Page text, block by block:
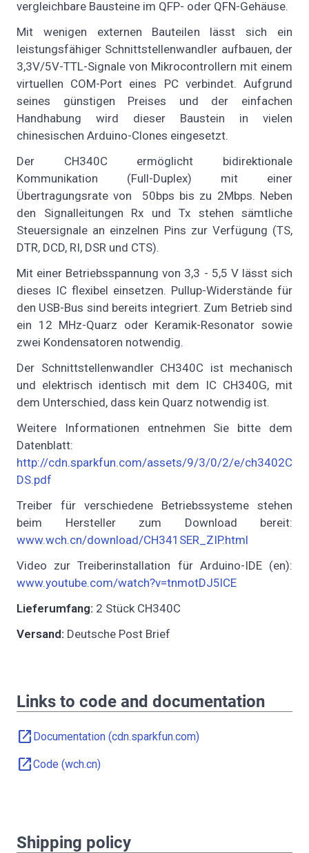
vergleichbare Bausteine im QFP- oder QFN-Gehäuse.
Mit wenigen externen Bauteilen lässt sich ein
leistungsfähiger Schnittstellenwandler aufbauen, der
3,3V/5V-TTL-Signale von Mikrocontrollern mit einem
virtuellen COM-Port eines PC verbindet. Aufgrund
seines günstigen Preises und der einfachen
Handhabung wird dieser Baustein in vielen
chinesischen Arduino-Clones eingesetzt.
Der CH340C ermöglicht bidirektionale
Kommunikation (Full-Duplex) mit einer
Übertragungsrate von 50bps bis zu 2Mbps. Neben
den Signalleitungen Rx und Tx stehen sämtliche
Steuersignale an einzelnen Pins zur Verfügung (TS,
DTR, DCD, RI, DSR und CTS).
Mit einer Betriebsspannung von 3,3 - 5,5 V lässt sich
dieses IC flexibel einsetzen. Pullup-Widerstände für
den USB-Bus sind bereits integriert. Zum Betrieb sind
ein 12 MHz-Quarz oder Keramik-Resonator sowie
zwei Kondensatoren notwendig.
Der Schnittstellenwandler CH340C ist mechanisch
und elektrisch identisch mit dem IC CH340G, mit
dem Unterschied, dass kein Quarz notwendig ist.
Weitere Informationen entnehmen Sie bitte dem
Datenblatt:
http://cdn.sparkfun.com/assets/9/3/0/2/e/ch3402C
DS.pdf
Treiber für verschiedene Betriebssysteme stehen
beim Hersteller zum Download bereit:
www.wch.cn/download/CH341SER_ZIP.html
Video zur Treiberinstallation für Arduino-IDE (en):
www.youtube.com/watch?v=tnmotDJ5lCE
Lieferumfang: 2 Stück CH340C
Versand: Deutsche Post Brief
Links to code and documentation
open_in_new Documentation (cdn.sparkfun.com)
open_in_newCode (wch.cn)
Shipping policy